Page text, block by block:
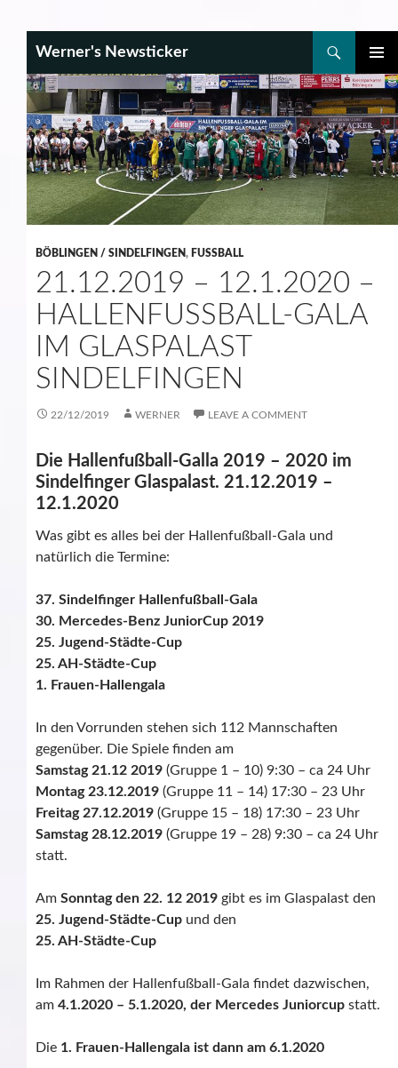
Werner's Newsticker
TO
CONTENT
BÖBLINGEN / SINDELFINGEN, FUSSBALL
21.12.2019 – 12.1.2020 –
HALLENFUSSBALL-GALA
IM GLASPALAST
SINDELFINGEN
22/12/2019 WERNER LEAVE A COMMENT
Die Hallenfußball-Galla 2019 – 2020 im
Sindelfinger Glaspalast. 21.12.2019 –
12.1.2020
Was gibt es alles bei der Hallenfußball-Gala und
natürlich die Termine:
37. Sindelfinger Hallenfußball-Gala
30. Mercedes-Benz JuniorCup 2019
25. Jugend-Städte-Cup
25. AH-Städte-Cup
1. Frauen-Hallengala
In den Vorrunden stehen sich 112 Mannschaften
gegenüber. Die Spiele finden am
Samstag 21.12 2019 (Gruppe 1 – 10) 9:30 – ca 24 Uhr
Montag 23.12.2019 (Gruppe 11 – 14) 17:30 – 23 Uhr
Freitag 27.12.2019 (Gruppe 15 – 18) 17:30 – 23 Uhr
Samstag 28.12.2019 (Gruppe 19 – 28) 9:30 – ca 24 Uhr
statt.
Am Sonntag den 22. 12 2019 gibt es im Glaspalast den
25. Jugend-Städte-Cup und den
25. AH-Städte-Cup
Im Rahmen der Hallenfußball-Gala findet dazwischen,
am 4.1.2020 – 5.1.2020, der Mercedes Juniorcup statt.
Die 1. Frauen-Hallengala ist dann am 6.1.2020